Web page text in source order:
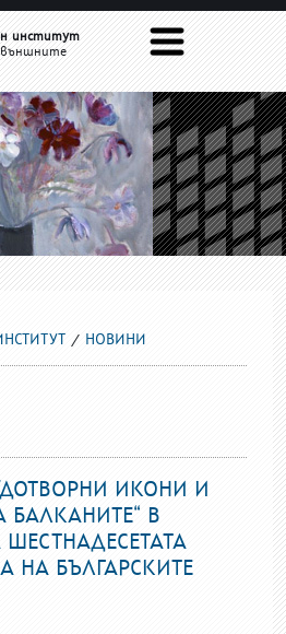
институт
НОВИНИ
ИКОНИ И
В
НА БЪЛГАРСКИТЕ